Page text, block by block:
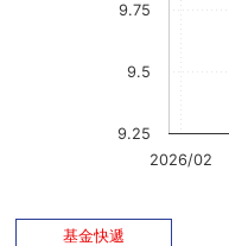
2026/02
9.25
9.5
9.75
基金快遞